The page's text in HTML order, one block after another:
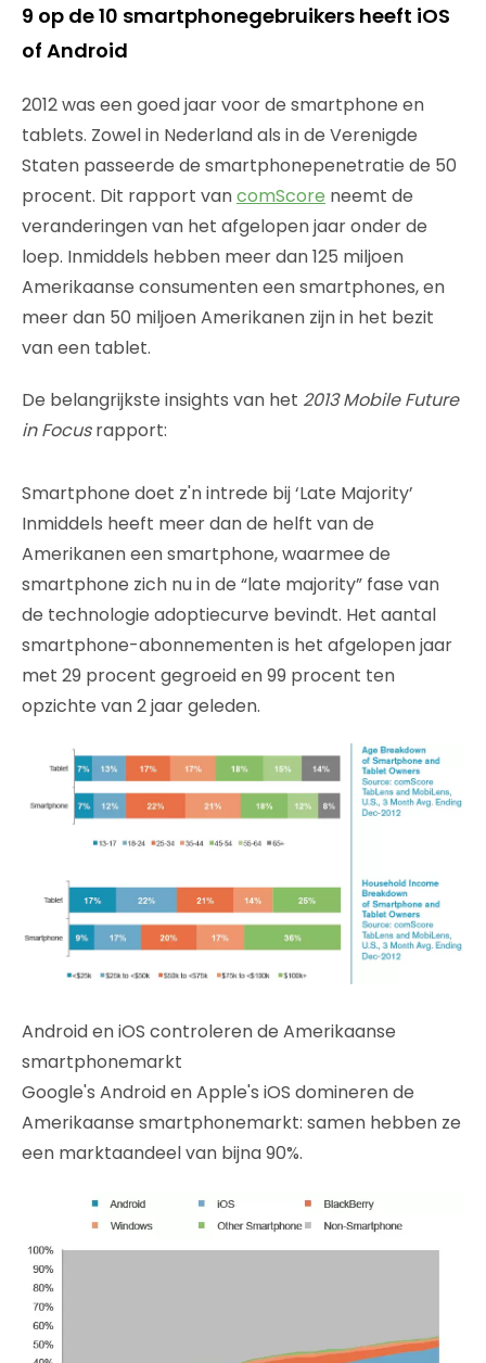
9 op de 10 smartphonegebruikers heeft iOS
of Android
2012 was een goed jaar voor de smartphone en
tablets. Zowel in Nederland als in de Verenigde
Staten passeerde de smartphonepenetratie de 50
procent. Dit rapport vancomScore neemt de
veranderingen van het afgelopen jaar onder de
loep. Inmiddels hebben meer dan 125 miljoen
Amerikaanse consumenten een smartphones, en
meer dan 50 miljoen Amerikanen zijn in het bezit
van een tablet.
De belangrijkste insights van het 2013 Mobile Future
in Focusrapport:
Smartphone doet z'n intrede bij ‘Late Majority’
Inmiddels heeft meer dan de helft van de
Amerikanen een smartphone, waarmee de
smartphone zich nu in de “late majority” fase van
de technologie adoptiecurve bevindt. Het aantal
smartphone-abonnementen is het afgelopen jaar
met 29 procent gegroeid en 99 procent ten
opzichte van 2 jaar geleden.
Android en iOS controleren de Amerikaanse
smartphonemarkt
Google's Android en Apple's iOS domineren de
Amerikaanse smartphonemarkt: samen hebben ze
een marktaandeel van bijna 90%.